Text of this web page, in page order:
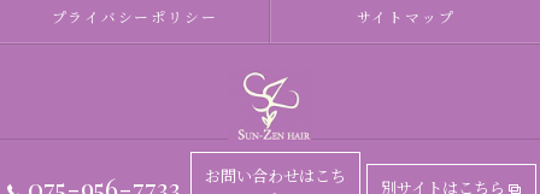
お問い合わせはこち
別サイトはこちら
プライバシーポリシー サイトマップ